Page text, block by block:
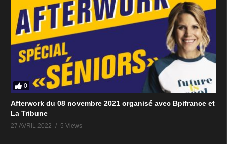
0
Afterwork du 08 novembre 2021 organisé avec Bpifrance et
La Tribune
27 AVRIL 2022 5 Views